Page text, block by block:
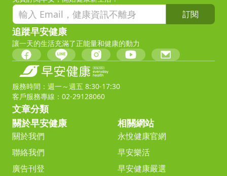
訂閱
追蹤早安健康
讓一天的生活充滿了正能量和健康的動力
服務時間：週一～週五 8:30-17:30
客戶服務專線：02-29128060
文章分類
關於早安健康
關於我們
聯絡我們
廣告刊登
相關網站
永悅健康官網
早安樂活
早安健康嚴選